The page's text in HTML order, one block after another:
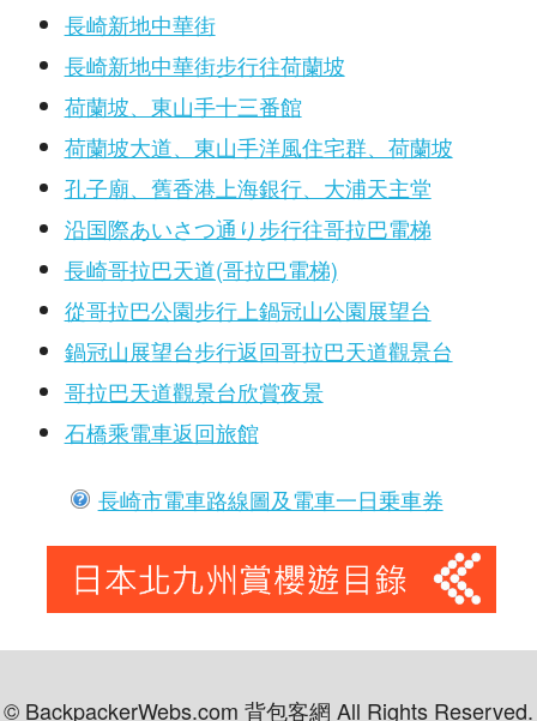
長崎新地中華街
長崎新地中華街步行往荷蘭坡
荷蘭坡、東山手十三番館
荷蘭坡大道、東山手洋風住宅群、荷蘭坡
孔子廟、舊香港上海銀行、大浦天主堂
沿国際あいさつ通り步行往哥拉巴電梯
長崎哥拉巴天道(哥拉巴電梯)
從哥拉巴公園步行上鍋冠山公園展望台
鍋冠山展望台步行返回哥拉巴天道觀景台
哥拉巴天道觀景台欣賞夜景
石橋乘電車返回旅館
長崎市電車路線圖及電車一日乗車券
© BackpackerWebs.com 背包客網 All Rights Reserved.